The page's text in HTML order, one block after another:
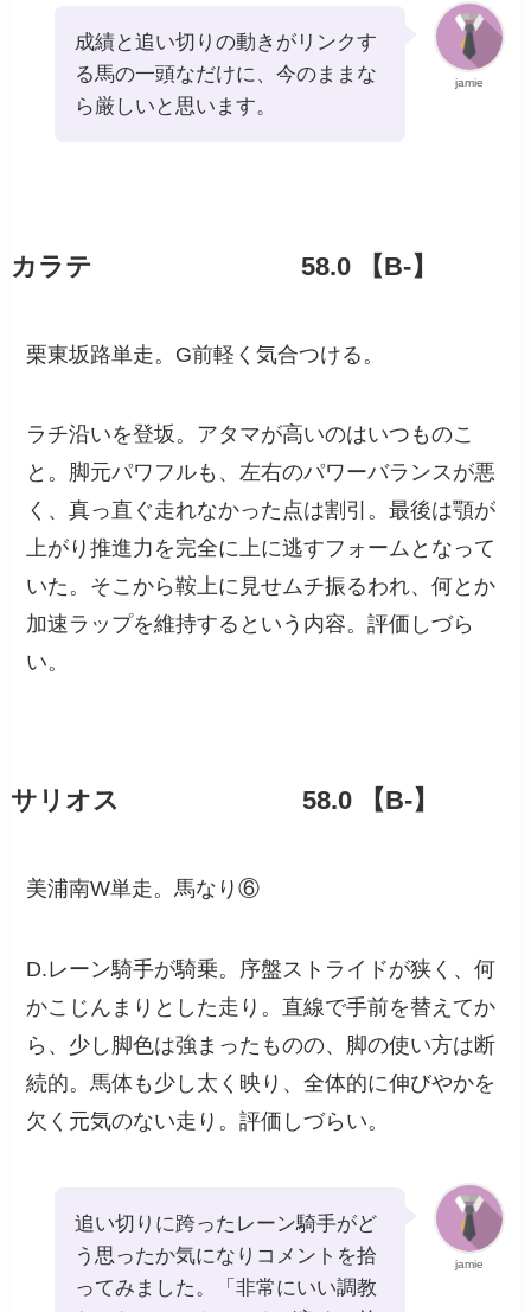
jamie
成績と追い切りの動きがリンクす
る馬の一頭なだけに、今のままな
ら厳しいと思います。
カラテ 58.0 【B-】
栗東坂路単走。G前軽く気合つける。
ラチ沿いを登坂。アタマが高いのはいつものこ
と。脚元パワフルも、左右のパワーバランスが悪
く、真っ直ぐ走れなかった点は割引。最後は顎が
上がり推進力を完全に上に逃すフォームとなって
いた。そこから鞍上に見せムチ振るわれ、何とか
加速ラップを維持するという内容。評価しづら
い。
サリオス 58.0 【B-】
美浦南W単走。馬なり⑥
D.レーン騎手が騎乗。序盤ストライドが狭く、何
かこじんまりとした走り。直線で手前を替えてか
ら、少し脚色は強まったものの、脚の使い方は断
続的。馬体も少し太く映り、全体的に伸びやかを
欠く元気のない走り。評価しづらい。
jamie
追い切りに跨ったレーン騎手がど
う思ったか気になりコメントを拾
ってみました。「非常にいい調教